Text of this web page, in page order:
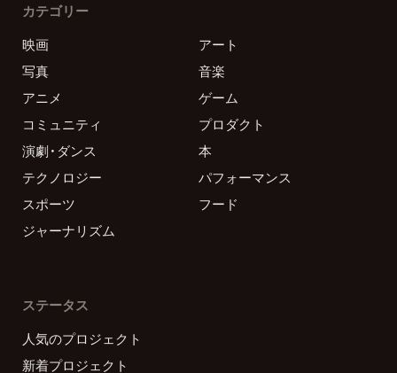
カテゴリー
映画
アート
写真
音楽
アニメ
ゲーム
コミュニティ
プロダクト
演劇・ダンス
本
テクノロジー
パフォーマンス
スポーツ
フード
ジャーナリズム
ステータス
人気のプロジェクト
新着プロジェクト